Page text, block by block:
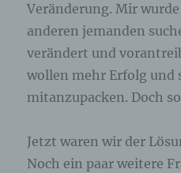
Veränderung. Mir
anderen jemanden
verändert und
wollen mehr Erfolg und
mitanzupacken. Doch
Jetzt waren wir der
Noch ein paar weitere